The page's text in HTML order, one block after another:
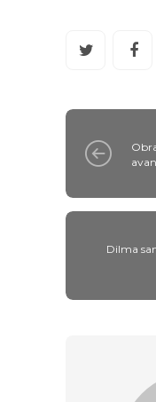
Dilma